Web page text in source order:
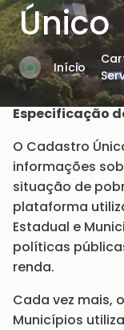
Único
Início
Especificação
O Cadastro
informações
situação de
plataforma
Estadual e
políticas
renda.
Cada vez mais,
Municípios